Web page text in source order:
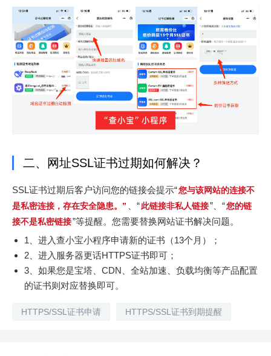
二、网址SSL证书过期如何解决？
SSL证书过期后客户访问您的链接会提示“您与该网站的连接不
是私密连接，存在安全隐患。”
、“此链接非私人链接”、“您的链
接不是私密链接”等提醒。您需要替换网站证书解决问题。
1、进入查小宝小程序申请新的证书（13个月）；
2、进入服务器更话HTTPS证书即可；
3、如果您是宝塔、CDN、全站加速、负载均衡等产品配置
的证书则对应替换即可。
HTTPS/SSL证书申请 HTTPS/SSL证书到期提醒